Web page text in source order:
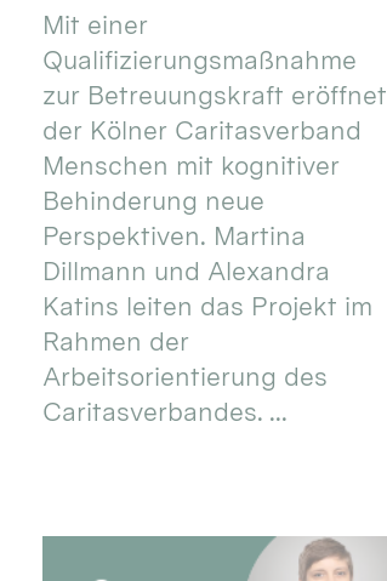
Mit einer
Qualifizierungsmaßnahme
zur Betreuungskraft eröffnet
der Kölner Caritasverband
Menschen mit kognitiver
Behinderung neue
Perspektiven. Martina
Dillmann und Alexandra
Katins leiten das Projekt im
Rahmen der
Arbeitsorientierung des
Caritasverbandes. ...